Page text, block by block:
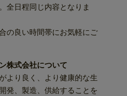
全日程同じ内容となりま
の良い時間帯にお気軽にご
株式会社について
より良く、より健康的な生
発、製造、供給することを